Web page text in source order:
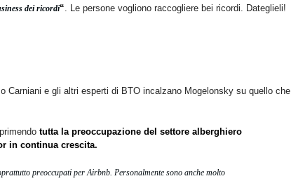
dei ricordi“. Le persone vogliono raccogliere bei ricordi. Dateglieli!
Carniani e gli altri esperti di BTO incalzano Mogelonsky su quello che
tutta la preoccupazione del settore alberghiero
in continua crescita.
preoccupati per Airbnb. Personalmente sono anche molto